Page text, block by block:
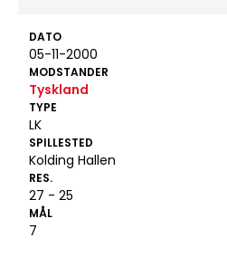
DATO
05-11-2000
MODSTANDER
Tyskland
TYPE
LK
SPILLESTED
Kolding Hallen
RES.
27 - 25
MÅL
7